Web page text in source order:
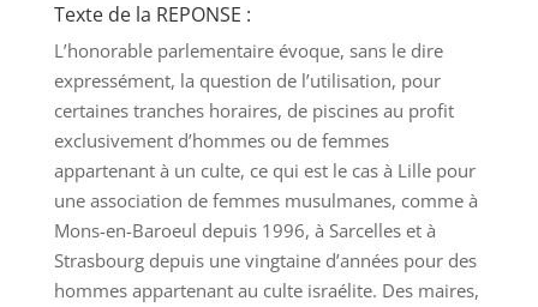
Texte de la REPONSE :
L’honorable parlementaire évoque, sans le dire
expressément, la question de l’utilisation, pour
certaines tranches horaires, de piscines au profit
exclusivement d’hommes ou de femmes
appartenant à un culte, ce qui est le cas à Lille pour
une association de femmes musulmanes, comme à
Mons-en-Baroeul depuis 1996, à Sarcelles et à
Strasbourg depuis une vingtaine d’années pour des
hommes appartenant au culte israélite. Des maires,